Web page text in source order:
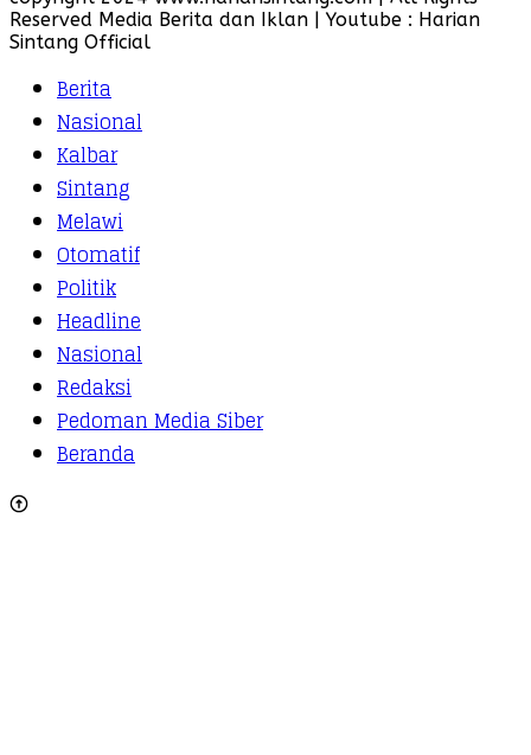
Reserved Media Berita dan Iklan | Youtube : Harian
Sintang Official
Berita
Nasional
Kalbar
Sintang
Melawi
Otomatif
Politik
Headline
Nasional
Redaksi
Pedoman Media Siber
Beranda